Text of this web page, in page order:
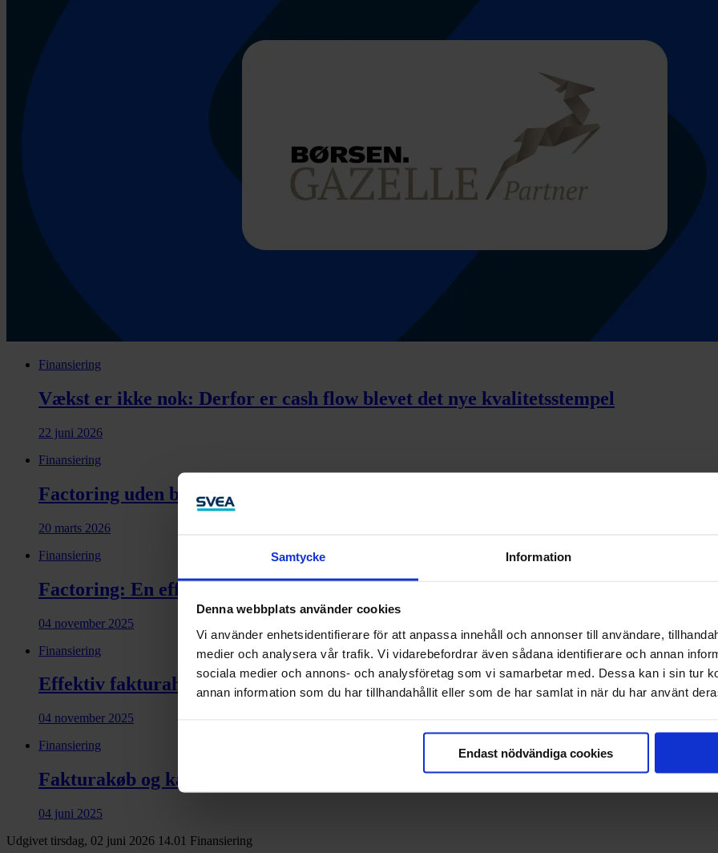
Samtycke Information
Denna webbplats använder cookies
Vi använder enhetsidentifierare för att anpassa innehåll och annonser till användare,
medier och analysera vår trafik. Vi vidarebefordrar även sådana identifierare och annan
sociala medier och annons- och analysföretag som vi samarbetar med. Dessa kan i sin tur
annan information som du har tillhandahållit eller som de har samlat in när du har använt
Endast nödvändiga cookies
Finansiering
Vækst er ikke nok: Derfor er cash flow blevet det nye kvalitetsstempel
22 juni 2026
Finansiering
Factoring uden begrænsning på debitorkoncentration
20 marts 2026
Finansiering
Factoring: En effektiv finansieringsløsning for moderne virksomheder
04 november 2025
Finansiering
Effektiv fakturahåndtering og hurtig udbetaling af fakturabeløb
04 november 2025
Finansiering
Fakturakøb og kassekredit: En kombination til bedre handlefrihed
04 juni 2025
Udgivet tirsdag, 02 juni 2026 14.01 Finansiering